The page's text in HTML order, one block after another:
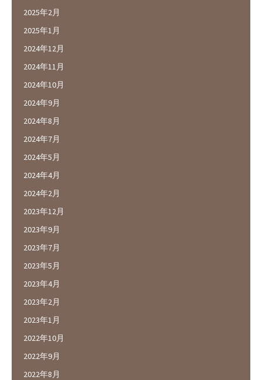
2025年2月
2025年1月
2024年12月
2024年11月
2024年10月
2024年9月
2024年8月
2024年7月
2024年5月
2024年4月
2024年2月
2023年12月
2023年9月
2023年7月
2023年5月
2023年4月
2023年2月
2023年1月
2022年10月
2022年9月
2022年8月